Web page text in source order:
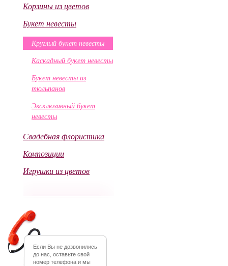
Корзины из цветов
Букет невесты
Круглый букет невесты
Каскадный букет невесты
Букет невесты из
тюльпанов
Эксклюзивный букет
невесты
Свадебная флористика
Композиции
Игрушки из цветов
Если Вы не дозвонились
до нас, оставьте свой
номер телефона и мы